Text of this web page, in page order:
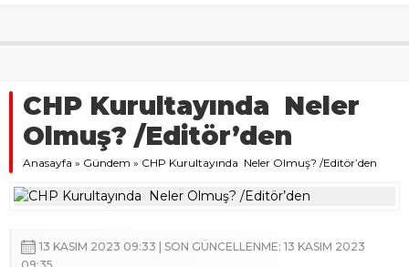
CHP Kurultayında Neler
Olmuş? /Editör’den
Anasayfa » Gündem » CHP Kurultayında Neler Olmuş? /Editör’den
13 KASIM 2023 09:33 | SON GÜNCELLENME: 13 KASIM 2023